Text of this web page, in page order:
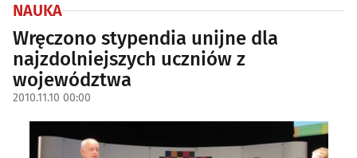
NAUKA
Wręczono stypendia unijne dla
najzdolniejszych uczniów z
województwa
2010.11.10 00:00